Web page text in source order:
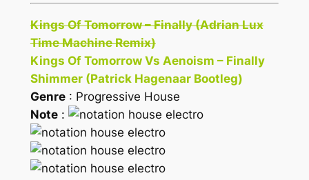
Kings Of Tomorrow – Finally (Adrian Lux
Time Machine Remix)
Kings Of Tomorrow Vs Aenoism – Finally
Shimmer (Patrick Hagenaar Bootleg)
Genre: Progressive House
Note: